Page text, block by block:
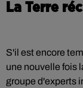
La Terre
S'il est encore
une nouvelle fois
groupe d'experts